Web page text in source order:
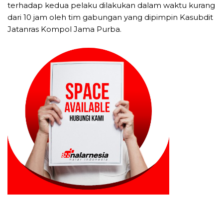
terhadap kedua pelaku dilakukan dalam waktu kurang
dari 10 jam oleh tim gabungan yang dipimpin Kasubdit
Jatanras Kompol Jama Purba.